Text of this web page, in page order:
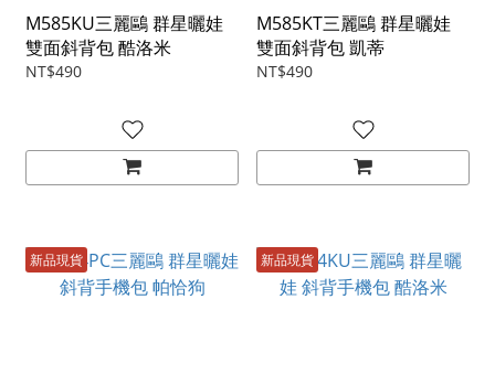
M585KU三麗鷗 群星曬娃
雙面斜背包 酷洛米
NT$490
M585KT三麗鷗 群星曬娃
雙面斜背包 凱蒂
NT$490
新品現貨 新品現貨